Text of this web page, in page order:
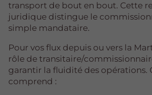
transport de bout en bout. Cette
juridique distingue le
simple mandataire.
Pour vos flux depuis ou vers la
rôle de transitaire/
garantir la fluidité des opérations.
comprend :